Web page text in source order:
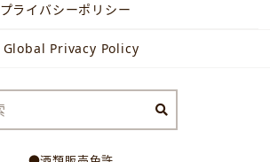
プライバシーポリシー
Global Privacy Policy